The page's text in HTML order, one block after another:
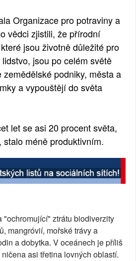
Organizace pro potraviny a
vědci zjistili, že přírodní
jsou životně důležité pro
jsou po celém světě
zemědělské podniky, města a
a vypouštějí do světa
let se asi 20 procent světa,
méně produktivním.
"ochromující" ztrátu biodiverzity
mangróvií, mořské trávy a
a dobytka. V oceánech je příliš
asi třetina lovných oblastí.